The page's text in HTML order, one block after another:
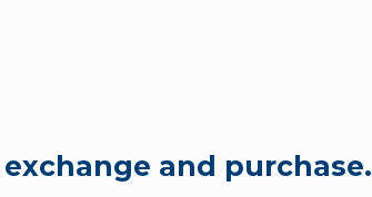
exchange and purchase.